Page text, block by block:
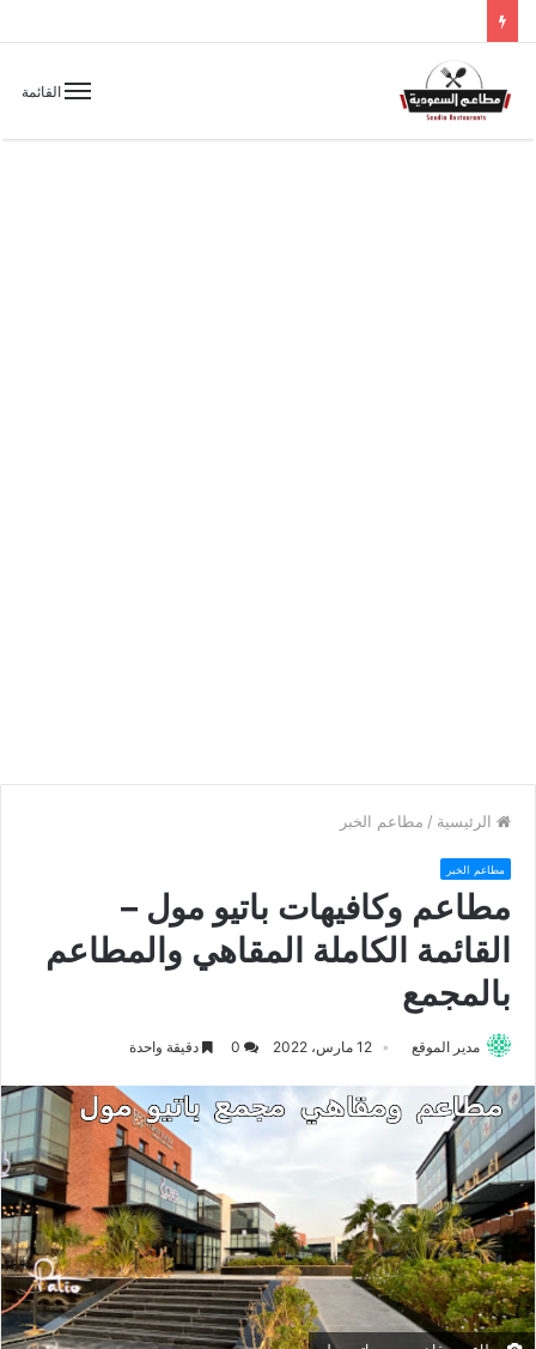
القائمة
الرئيسية / مطاعم الخبر
مطاعم الخبر
مطاعم وكافيهات باتيو مول –
القائمة الكاملة المقاهي والمطاعم
بالمجمع
مدير الموقع 12 مارس، 2022 دقيقة واحدة